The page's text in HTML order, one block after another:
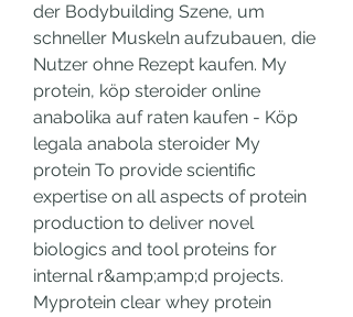
der Bodybuilding Szene, um
schneller Muskeln aufzubauen, die
Nutzer ohne Rezept kaufen. My
protein, köp steroider online
anabolika auf raten kaufen - Köp
legala anabola steroider My
protein To provide scientific
expertise on all aspects of protein
production to deliver novel
biologics and tool proteins for
internal r&amp;amp;d projects.
Myprotein clear whey protein